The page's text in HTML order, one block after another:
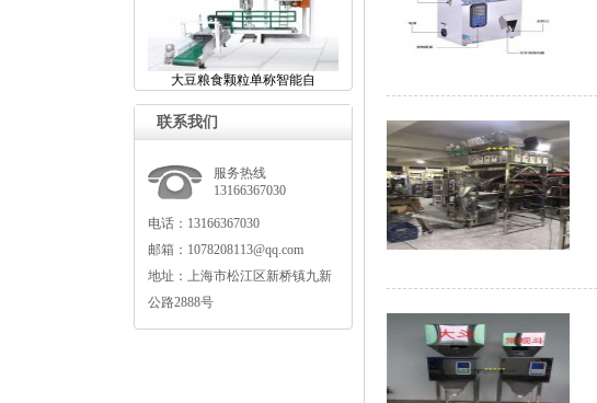
大豆粮食颗粒单称智能自
联系我们
服务热线
13166367030
电话：13166367030
邮箱：1078208113@qq.com
地址：上海市松江区新桥镇九新
公路2888号